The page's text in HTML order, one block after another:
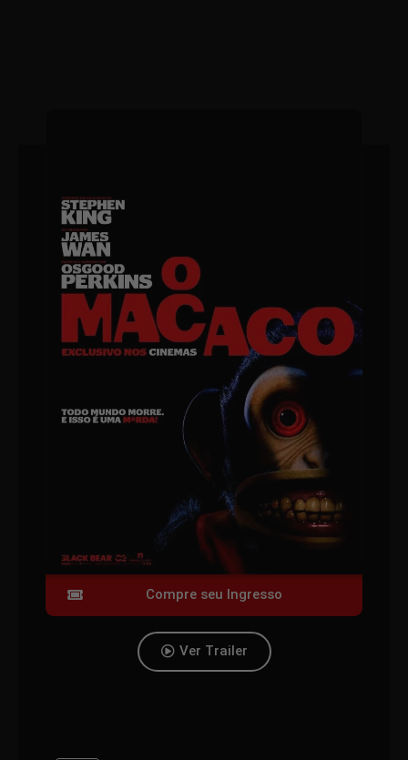
Compre seu Ingresso
Ver Trailer